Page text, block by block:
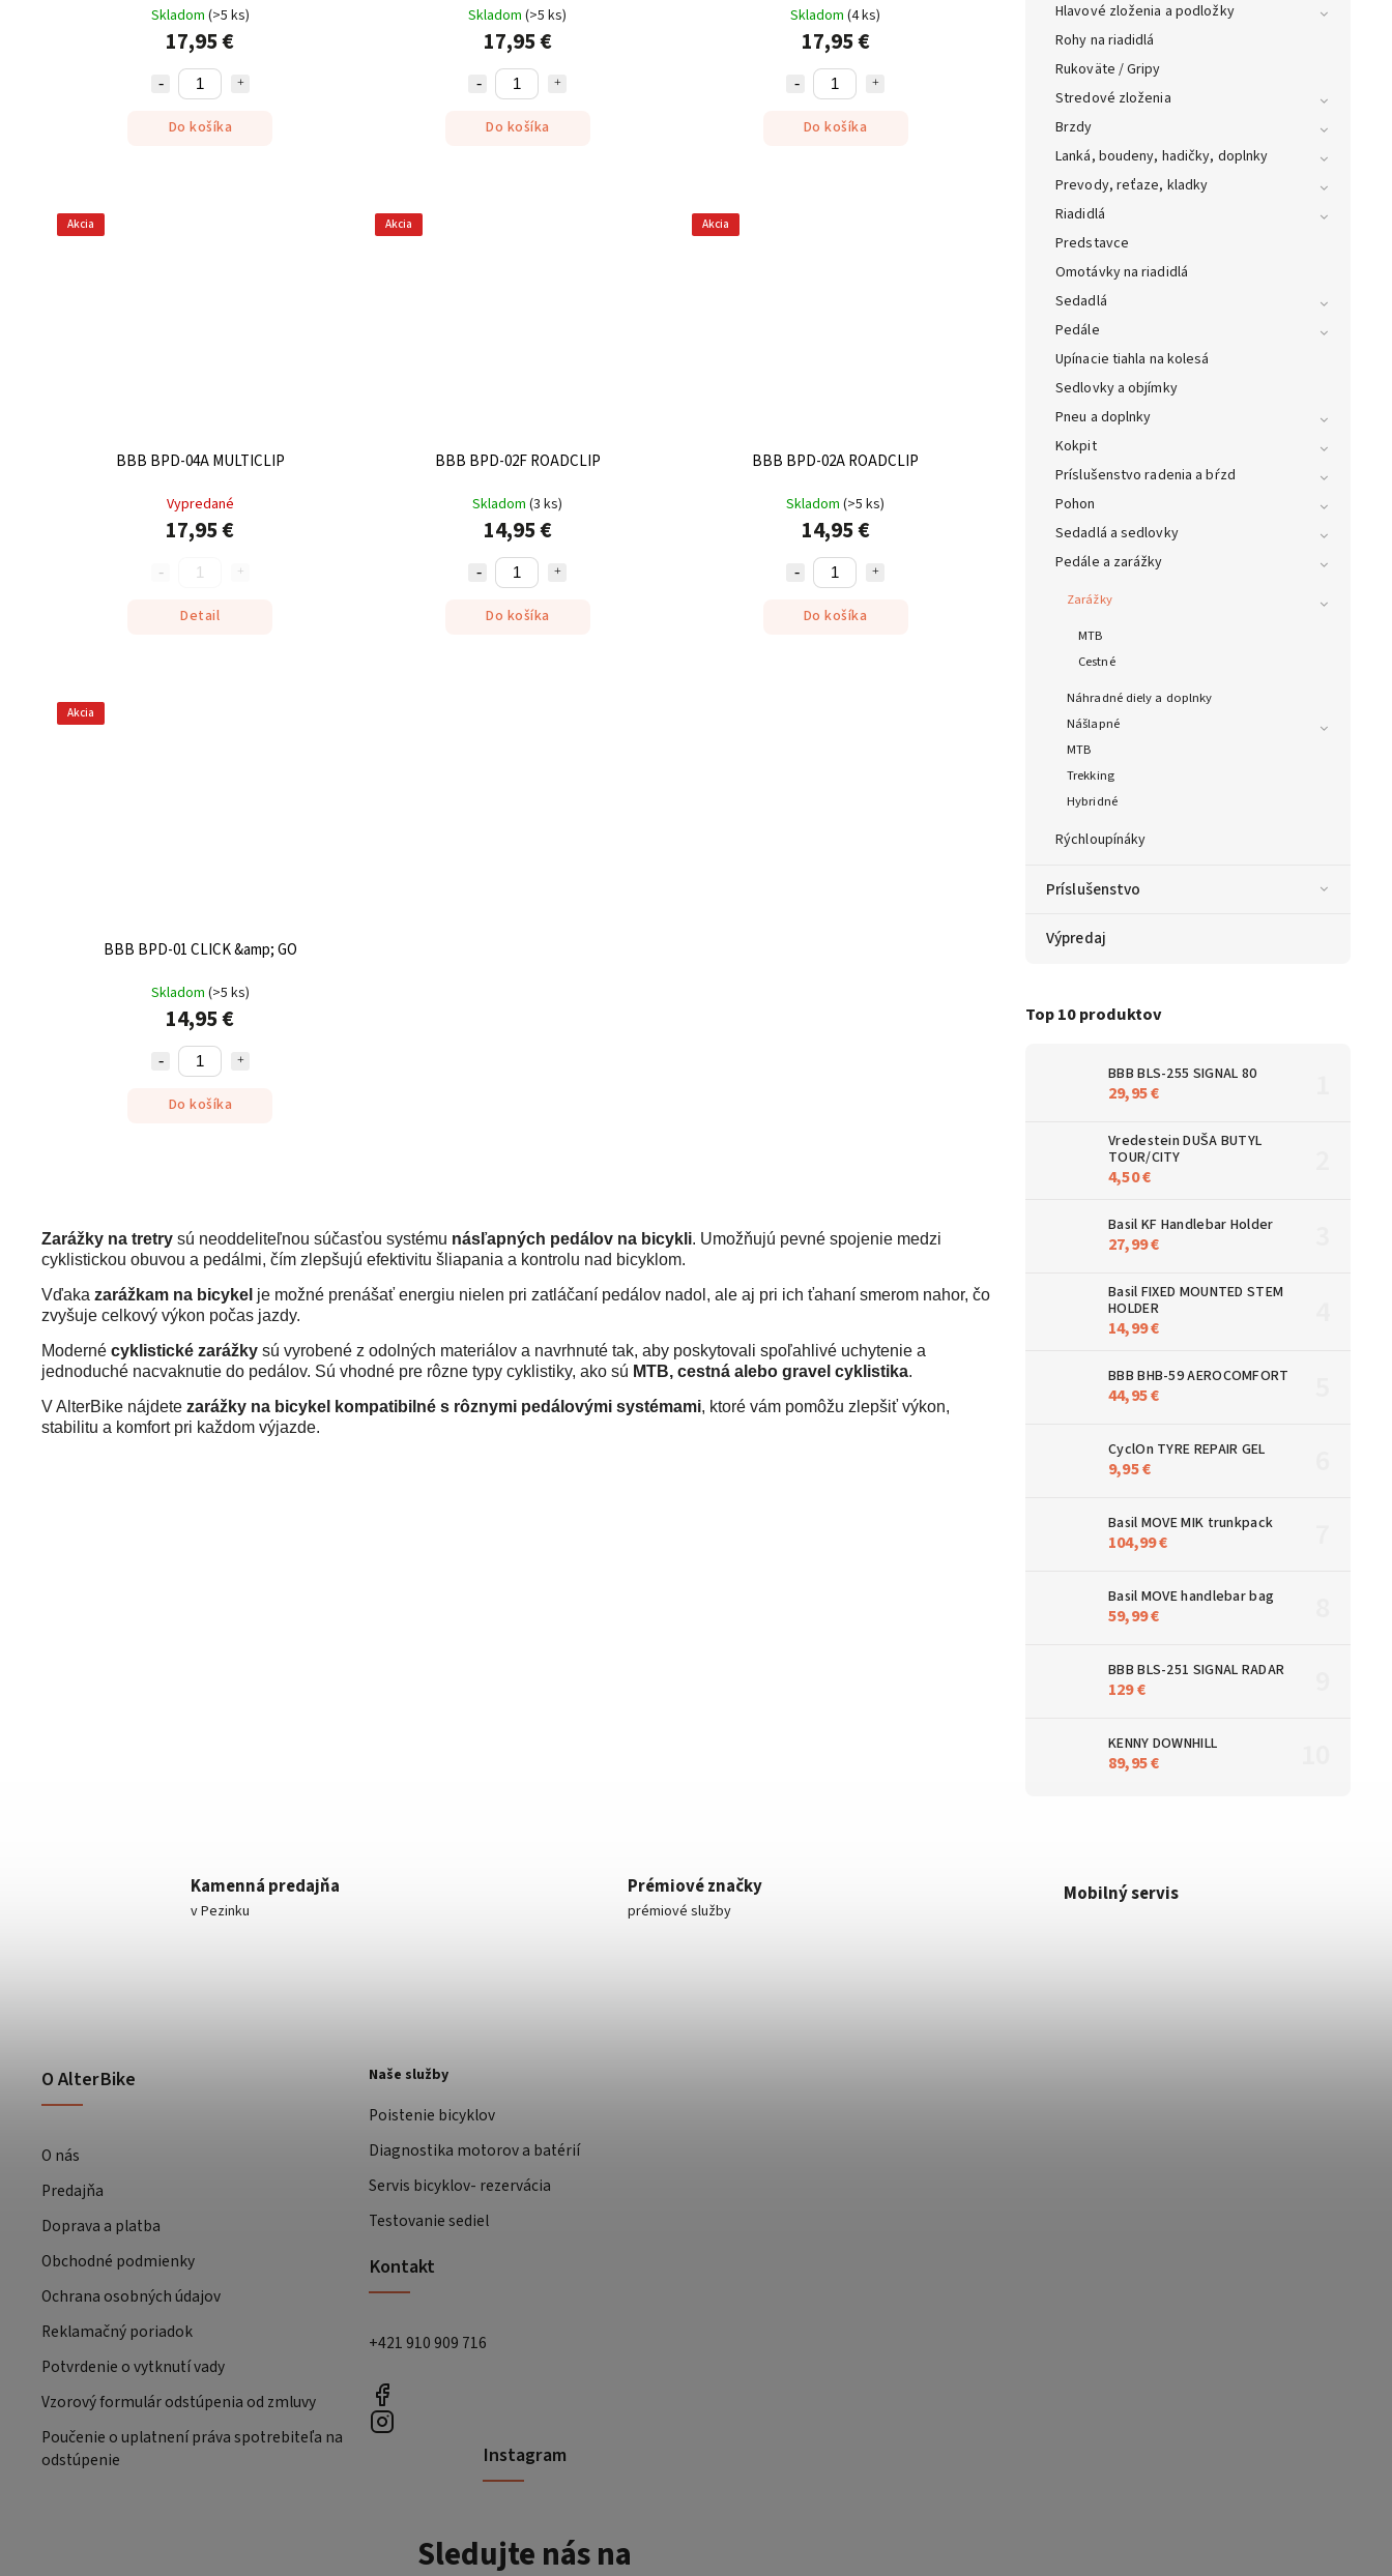
Hlavové zloženia a podložky
Rohy na riadidlá
Rukoväte / Gripy
Stredové zloženia
Brzdy
Lanká, boudeny, hadičky, doplnky
Prevody, reťaze, kladky
Riadidlá
Predstavce
Omotávky na riadidlá
Sedadlá
Pedále
Upínacie tiahla na kolesá
Sedlovky a objímky
Pneu a doplnky
Kokpit
Príslušenstvo radenia a bŕzd
Pohon
Sedadlá a sedlovky
Pedále a zarážky
Zarážky
MTB
Cestné
Náhradné diely a doplnky
Nášlapné
MTB
Trekking
Hybridné
Rýchloupínáky
Príslušenstvo
Výpredaj
Top 10 produktov
BBB BLS-255 SIGNAL 80
29,95 €
Vredestein DUŠA BUTYL
TOUR/CITY
4,50 €
Basil KF Handlebar Holder
27,99 €
Basil FIXED MOUNTED STEM
HOLDER
14,99 €
BBB BHB-59 AEROCOMFORT
44,95 €
CyclOn TYRE REPAIR GEL
9,95 €
Basil MOVE MIK trunkpack
104,99 €
Basil MOVE handlebar bag
59,99 €
BBB BLS-251 SIGNAL RADAR
129 €
KENNY DOWNHILL
89,95 €
Skladom (>5 ks)
17,95 €
Do košíka
Skladom(>5 ks)
17,95 €
Do košíka
Skladom(4 ks)
17,95 €
Do košíka
Akcia
BBB BPD-04A MULTICLIP
Vypredané
17,95 €
Detail
Akcia
BBB BPD-02F ROADCLIP
Skladom(3 ks)
14,95 €
Do košíka
Akcia
BBB BPD-02A ROADCLIP
Skladom(>5 ks)
14,95 €
Do košíka
Akcia
BBB BPD-01 CLICK &amp; GO
Skladom (>5 ks)
14,95 €
Do košíka
Zarážky na tretry sú neoddeliteľnou súčasťou systému násľapných pedálov na bicykli. Umožňujú pevné spojenie medzi
cyklistickou obuvou a pedálmi, čím zlepšujú efektivitu šliapania a kontrolu nad bicyklom.
Vďaka zarážkam na bicykel je možné prenášať energiu nielen pri zatláčaní pedálov nadol, ale aj pri ich ťahaní smerom nahor, čo
zvyšuje celkový výkon počas jazdy.
Moderné cyklistické zarážky sú vyrobené z odolných materiálov a navrhnuté tak, aby poskytovali spoľahlivé uchytenie a
jednoduché nacvaknutie do pedálov. Sú vhodné pre rôzne typy cyklistiky, ako sú MTB, cestná alebo gravel cyklistika.
V AlterBike nájdete zarážky na bicykel kompatibilné s rôznymi pedálovými systémami, ktoré vám pomôžu zlepšiť výkon,
stabilitu a komfort pri každom výjazde.
Kamenná predajňa
v Pezinku
Prémiové značky
prémiové služby
Mobilný servis
O AlterBike
O nás
Predajňa
Doprava a platba
Obchodné podmienky
Ochrana osobných údajov
Reklamačný poriadok
Potvrdenie o vytknutí vady
Vzorový formulár odstúpenia od zmluvy
Poučenie o uplatnení práva spotrebiteľa na
odstúpenie
Naše služby
Poistenie bicyklov
Diagnostika motorov a batérií
Servis bicyklov- rezervácia
Testovanie sediel
Kontakt
+421 910 909 716
Instagram
Sledujte nás na